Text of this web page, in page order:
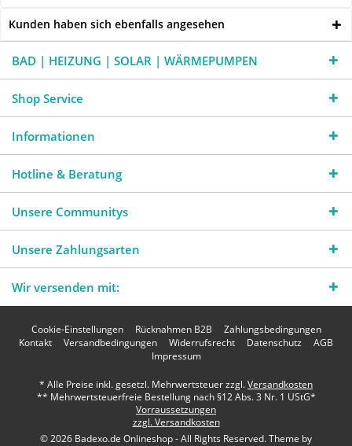
Kunden haben sich ebenfalls angesehen
BAD | HEIZUNG | SOLAR | WÄRMEPUMPEN
Shop Service
Informationen
Hotline & Beratung
Unsere Communitys
Unsere Zahlungsarten
Wir versenden mit:
Cookie-Einstellungen Rücknahmen B2B
Zahlungsbedingungen
Kontakt
Versandbedingungen Widerrufsrecht Datenschutz
AGB
Impressum
* Alle Preise inkl. gesetzl. Mehrwertsteuer zzgl.Versandkosten
** Mehrwertsteuerfreie Bestellung nach §12 Abs. 3 Nr. 1 UStG*
Vorraussetzungen
zzgl. Versandkosten
© 2026 Badexo.de Onlineshop - All Rights Reserved. Theme by